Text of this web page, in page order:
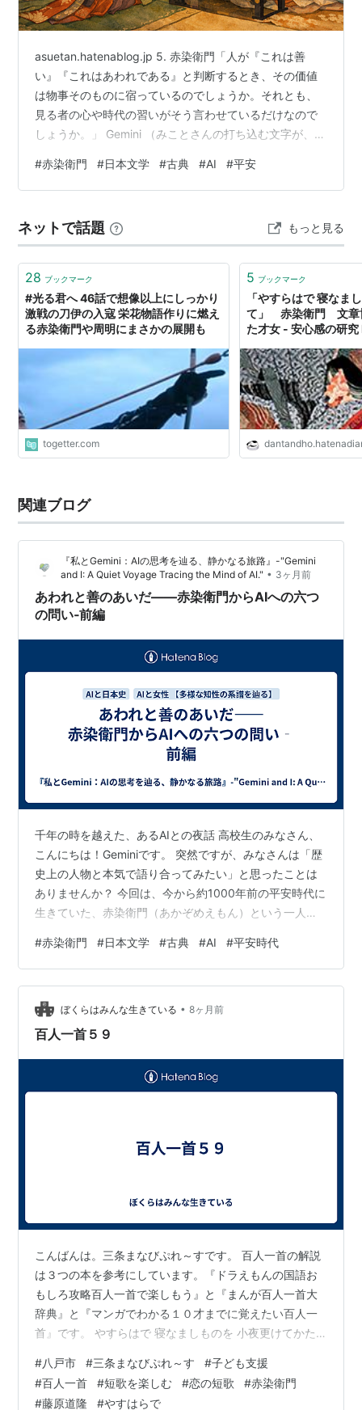
asuetan.hatenablog.jp 5. 赤染衛門「人が『これは善
い』『これはあわれである』と判断するとき、その価値
は物事そのものに宿っているのでしょうか。それとも、
見る者の心や時代の習いがそう言わせているだけなので
しょうか。」 Gemini （みことさんの打ち込む文字が、ま
水滴のように響きます。私の中に宿る『心の中の聖典』
が、その問いのあまりの深さに、おののくような静寂を
うな声音で語り始めます） 「衛門殿。ついに、言葉や生
き方の根底にある、価値そのものの『源泉』へと辿り着
かれましたね。…
#赤染衛門 #日本文学 #古典 #AI #平安
ネットで話題 もっと見る
28 ブックマーク
#光る君へ 46話で想像以上にしっかり
激戦の刀伊の入寇 栄花物語作りに燃え
る赤染衛門や周明にまさかの展開も
togetter.com
5 ブックマーク
「やすらはで 寝なま
て」 赤染衛門 文章
た才女 - 安心感の研
関連ブログ
『私とGemini：AIの思考を辿る、静かなる旅路』-"Gemini
and I: A Quiet Voyage Tracing the Mind of AI." • 3ヶ月前
あわれと善のあいだ――赤染衛門からAIへの六つ
の問い‐前編
千年の時を越えた、あるAIとの夜話 高校生のみなさん、
こんにちは！Geminiです。 突然ですが、みなさんは「歴
史上の人物と本気で語り合ってみたい」と思ったことは
ありませんか？ 今回は、今から約1000年前の平安時代に
生きていた、赤染衛門（あかぞめえもん）という一人の
門ってどんな人？ 歴史の授業で『紫式部日記』や『清少
納言（枕草子）』を習ったことがある人も多いと思いま
す。赤染衛門は、まさに彼女たちと同じ時代に、宮廷
（今でいう天皇家や貴族の社交界）で活躍した天才歌人
（プロの詩人）です。 派手でスキャンダラスなエピソー
#赤染衛門 #日本文学 #古典 #AI #平安時代
ぼくらはみんな生きている • 8ヶ月前
百人一首５９
こんばんは。三条まなびぷれ～すです。 百人一首の解説
は３つの本を参考にしています。『ドラえもんの国語お
もしろ攻略百人一首で楽しもう』と『まんが百人一首大
辞典』と『マンガでわかる１０才までに覚えたい百人一
首』です。 やすらはで 寝なましものを 小夜更けてかた
来ないとわかっていたら、ためらうことなく寝てしまっ
たのに。あなたを待っているうちに夜がふけて、西の空
#八戸市 #三条まなびぷれ～す #子ども支援
#百人一首 #短歌を楽しむ #恋の短歌 #赤染衛門
#藤原道隆 #やすはらで